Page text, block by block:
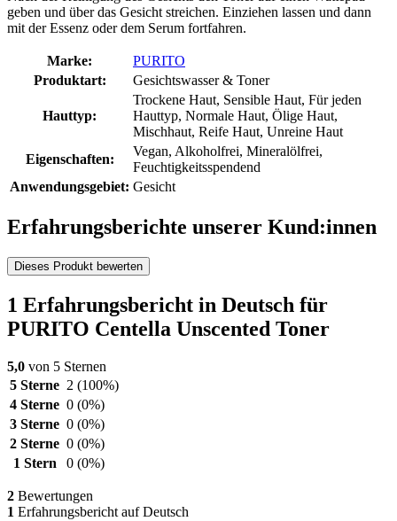
geben und über das Gesicht streichen. Einziehen lassen und dann
mit der Essenz oder dem Serum fortfahren.
Marke:
PURITO
Produktart:
Gesichtswasser & Toner
Hauttyp:
Trockene Haut, Sensible Haut, Für jeden
Hauttyp, Normale Haut, Ölige Haut,
Mischhaut, Reife Haut, Unreine Haut
Eigenschaften:
Vegan, Alkoholfrei, Mineralölfrei,
Feuchtigkeitsspendend
Anwendungsgebiet: Gesicht
Erfahrungsberichte unserer Kund:innen
Dieses Produkt bewerten
1 Erfahrungsbericht in Deutsch für
PURITO Centella Unscented Toner
5,0 von 5 Sternen
5 Sterne 2 (100%)
4 Sterne 0 (0%)
3 Sterne 0 (0%)
2 Sterne 0 (0%)
1 Stern
0 (0%)
2 Bewertungen
1 Erfahrungsbericht auf Deutsch